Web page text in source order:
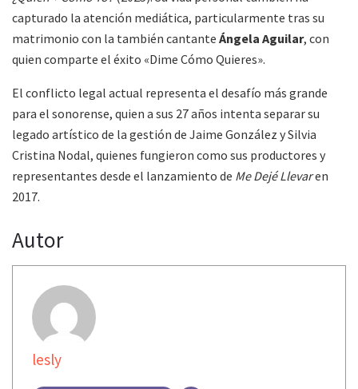
capturado la atención mediática, particularmente tras su
matrimonio con la también cantante Ángela Aguilar, con
quien comparte el éxito «Dime Cómo Quieres».
El conflicto legal actual representa el desafío más grande
para el sonorense, quien a sus 27 años intenta separar su
legado artístico de la gestión de Jaime González y Silvia
Cristina Nodal, quienes fungieron como sus productores y
representantes desde el lanzamiento de Me Dejé Llevaren
2017.
Autor
lesly